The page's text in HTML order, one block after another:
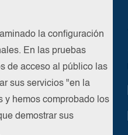
la configuración
En las pruebas
de acceso al público las
sus servicios "en la
y hemos comprobado los
demostrar sus